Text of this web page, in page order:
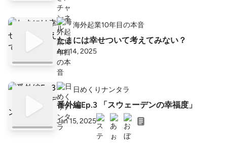
海外起業10年目の本音
たまには幸せついて考えてみない？
Apr 14, 2025
日めくりナンタラ
番外編Ep.3 「スウェーデンの幸福度」
Jan 15, 2025